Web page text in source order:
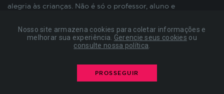
Nosso site armazena cookies para coletar informações e
melhorar sua experiência. Gerencie seus cookies ou
consulte nossa política
PROSSEGUIR
alegria às crianças. Não é só o professor, aluno e
ajudar doando brinquedos, participando da Fábrica ”
explicou o professor Reinaldo Belizário, coordenador
Estes cookies são estabelecidos por nossos
compor um perfil sobre seus interesses e, a partir
disso, mostrar anúncios relevantes para você em
outros sites. As informações armazenadas são